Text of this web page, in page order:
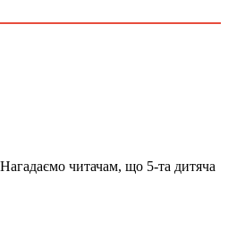
читачам, що 5-та дитяча